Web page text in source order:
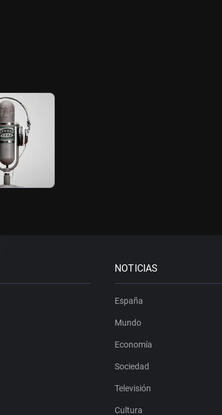
NOTICIAS
España
Mundo
Economía
Sociedad
Televisión
Cultura